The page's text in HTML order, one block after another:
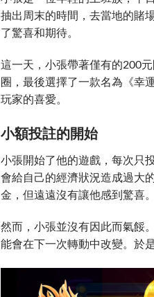
抽出周末的時間，去當地的賭
了驚喜和期待。
這一天，小張帶著僅有的200
圈，最後選擇了一款名為《幸
玩家的喜愛。
小額投註的開始
小張開始了他的遊戲，每次只
會給自己的經濟狀況造成過大
金，但遠遠沒有讓他感到驚喜。
然而，小張並沒有因此而氣餒
能會在下一次轉動中改變。於